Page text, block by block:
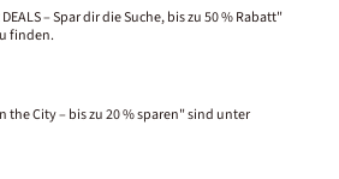
– Spar dir die Suche, bis zu 50 % Rabatt"
finden.
the City – bis zu 20 % sparen" sind unter